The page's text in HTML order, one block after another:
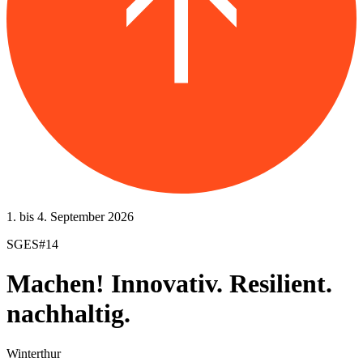
1. bis 4. September 2026
SGES#14
Machen! Innovativ. Resilient.
nachhaltig.
Winterthur